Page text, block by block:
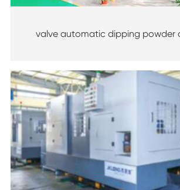
valve automatic dipping powder